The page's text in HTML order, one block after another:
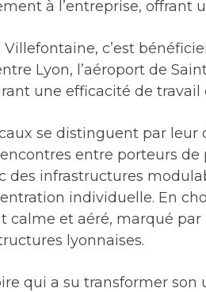
à l’entreprise, offrant
c’est
Lyon, l’aéroport de
une efficacité de
se distinguent par
entre porteurs
des infrastructures
individuelle. En
calme et aéré, marqué par
lyonnaises.
qui a su transformer